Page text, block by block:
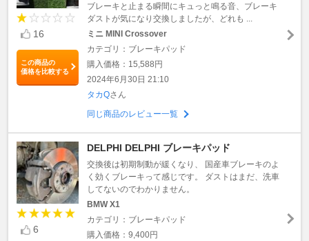
16
この商品の
価格を比較する
ブレーキと止まる瞬間にキュっと鳴る音、ブレーキ
ダストが気になり交換しましたが、どれも ...
ミニ MINI Crossover
カテゴリ：ブレーキパッド
購入価格：15,588円
2024年6月30日 21:10
タカQさん
同じ商品のレビュー一覧
6
DELPHI DELPHI ブレーキパッド
交換後は初期制動が緩くなり、 国産車ブレーキのよ
く効くブレーキって感じです。 ダストはまだ、洗車
してないのでわかりません。
BMW X1
カテゴリ：ブレーキパッド
購入価格：9,400円